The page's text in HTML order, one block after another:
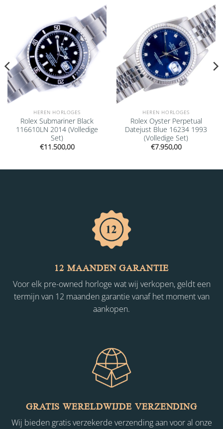
Add to
wishlist
HEREN HORLOGES
Rolex Submariner Black
116610LN 2014 (Volledige
Set)
€11.500,00
Add to
wishlist
HEREN HORLOGES
Rolex Oyster Perpetual
Datejust Blue 16234 1993
(Volledige Set)
€7.950,00
12 MAANDEN GARANTIE
Voor elk pre-owned horloge wat wij verkopen, geldt een
termijn van 12 maanden garantie vanaf het moment van
aankopen.
GRATIS WERELDWIJDE VERZENDING
Wij bieden gratis verzekerde verzending aan voor al onze